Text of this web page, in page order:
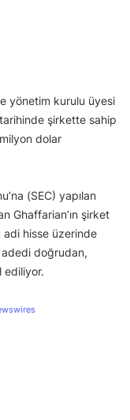
yönetim kurulu üyesi
şirkette sahip
dolar
(SEC) yapılan
Ghaffarian’ın şirket
hisse üzerinde
doğrudan,
ediliyor.